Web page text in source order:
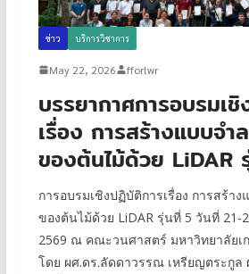
ข่าว บริการวิชาการ
May 22, 2026 fforlwr
บรรยากาศการอบรมเ
เรื่อง การสร้างแบบจำ
ของต้นไม้ด้วย LiDAR
การอบรมเชิงปฏิบัติการเรื่อง การสร้า
ของต้นไม้ด้วย LiDAR รุ่นที่ 5 วันที่ 21-
2569 ณ คณะวนศาสตร์ มหาวิทยาลัยเ
โดย ผศ.ดร.ลัดดาวรรณ เหรียญตระกู